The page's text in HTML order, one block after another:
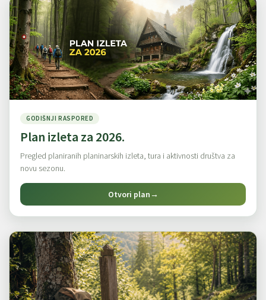
GODIŠNJI RASPORED
Plan izleta za 2026.
Pregled planiranih planinarskih izleta, tura i aktivnosti društva za
novu sezonu.
Otvori plan→